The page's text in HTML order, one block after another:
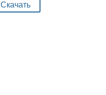
Скачать